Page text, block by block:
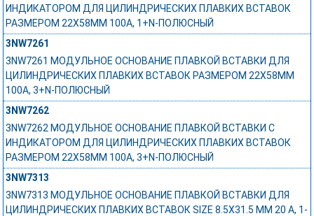
ИНДИКАТОРОМ ДЛЯ ЦИЛИНДРИЧЕСКИХ ПЛАВКИХ ВСТАВОК
РАЗМЕРОМ 22X58MM 100A, 1+N-ПОЛЮСНЫЙ
3NW7261
3NW7261 МОДУЛЬНОЕ ОСНОВАНИЕ ПЛАВКОЙ ВСТАВКИ ДЛЯ
ЦИЛИНДРИЧЕСКИХ ПЛАВКИХ ВСТАВОК РАЗМЕРОМ 22X58MM
100A, 3+N-ПОЛЮСНЫЙ
3NW7262
3NW7262 МОДУЛЬНОЕ ОСНОВАНИЕ ПЛАВКОЙ ВСТАВКИ С
ИНДИКАТОРОМ ДЛЯ ЦИЛИНДРИЧЕСКИХ ПЛАВКИХ ВСТАВОК
РАЗМЕРОМ 22X58MM 100A, 3+N-ПОЛЮСНЫЙ
3NW7313
3NW7313 МОДУЛЬНОЕ ОСНОВАНИЕ ПЛАВКОЙ ВСТАВКИ ДЛЯ
ЦИЛИНДРИЧЕСКИХ ПЛАВКИХ ВСТАВОК SIZE 8.5X31.5 MM 20 A, 1-